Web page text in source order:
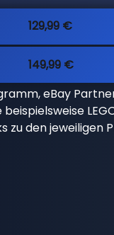
129,99 €
149,99 €
eBay
zu den jeweiligen